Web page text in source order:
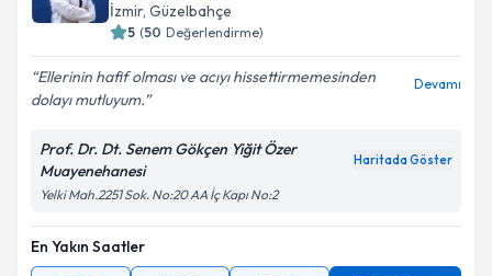
İzmir, Güzelbahçe
5 (50 Değerlendirme)
Ellerinin hafif olması ve acıyı hissettirmemesinden
dolayı mutluyum.
Devamı
Prof. Dr. Dt. Senem Gökçen Yiğit Özer
Muayenehanesi
Haritada Göster
Yelki Mah.2251 Sok. No:20 AA İç Kapı No:2
En Yakın Saatler